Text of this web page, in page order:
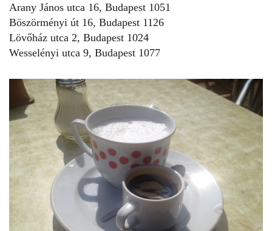
Arany János utca 16, Budapest 1051
Böszörményi út 16, Budapest 1126
Lövőház utca 2, Budapest 1024
Wesselényi utca 9, Budapest 1077